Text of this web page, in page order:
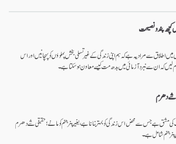
کچھ پند و نصیحت
اطلاق سے مراد یہ ہے کہ ہم اپنی زندگی کے غیر تسلی بخش پہلوؤں کو پہچانیں اور اس
کہ ان سے نبرد آزمائی میں بدھ مت کیسے معاون ہو سکتا ہے۔
شے دھرم
ہے جس سے محض اس زندگی کو بہتر بنانا ہے، بغیر پنر جنم کو مانے؛ حقیقی شے دھرم
جنم شامل ہے۔